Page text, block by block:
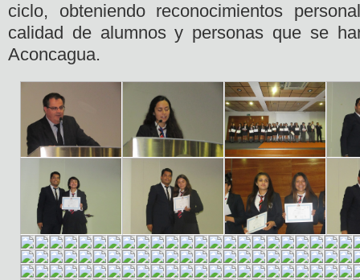
ciclo, obteniendo reconocimientos
calidad de alumnos y personas que se
Aconcagua.